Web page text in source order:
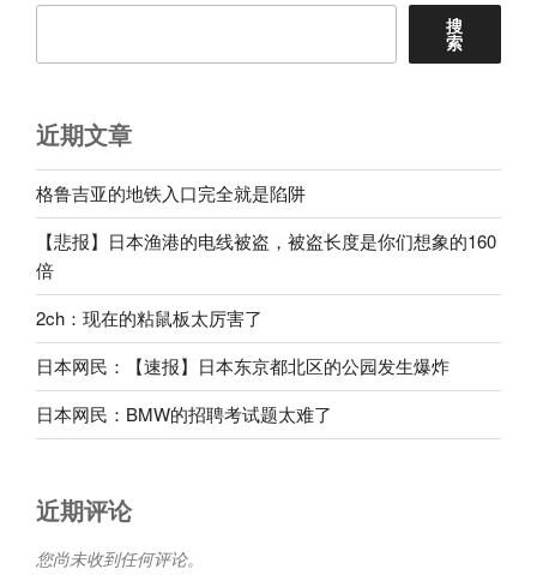
搜
索
近期文章
格鲁吉亚的地铁入口完全就是陷阱
【悲报】日本渔港的电线被盗，被盗长度是你们想象的160
倍
2ch：现在的粘鼠板太厉害了
日本网民：【速报】日本东京都北区的公园发生爆炸
日本网民：BMW的招聘考试题太难了
近期评论
您尚未收到任何评论。